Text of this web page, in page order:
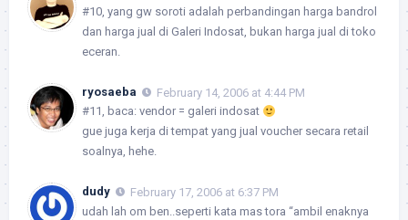
#10, yang gw soroti adalah perbandingan harga bandrol
dan harga jual di Galeri Indosat, bukan harga jual di toko
eceran.
ryosaeba
February 14, 2006 at 4:44 PM
#11, baca: vendor = galeri indosat
gue juga kerja di tempat yang jual voucher secara retail
soalnya, hehe.
dudy
February 17, 2006 at 6:37 PM
udah lah om ben..seperti kata mas tora “ambil enaknya